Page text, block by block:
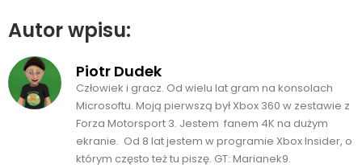
Autor wpisu:
Piotr Dudek
Człowiek i gracz. Od wielu lat gram na konsolach
Microsoftu. Moją pierwszą był Xbox 360 w zestawie z
Forza Motorsport 3. Jestem fanem 4K na dużym
ekranie. Od 8 lat jestem w programie Xbox Insider, o
którym często też tu piszę. GT: Marianek9.